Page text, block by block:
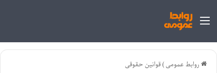
منو
روابط عمومی)قوانین حقوقی